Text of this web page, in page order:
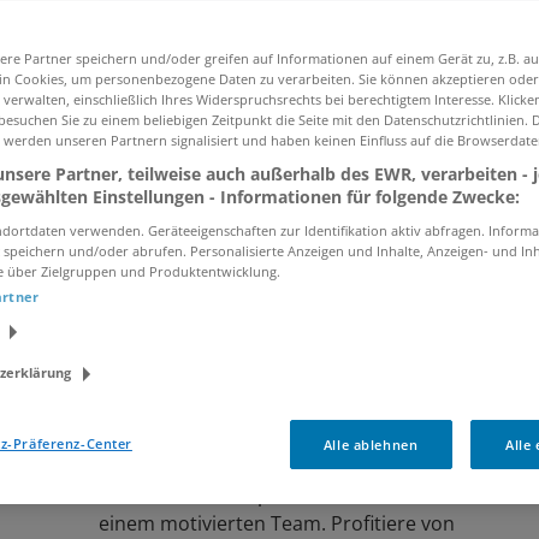
Ich willige in die Verarbeitung meiner Daten
gemäß derDatenschutzinformationenein.
Leider ergab die Suchanfrage keine passenden
Suchbegriff verwandte bzw. ähnliche Jobs.
Betzdorf, Waldbrunn (PLZ 69429), Neuerburg,
Werde Verkäufer (m/w/d) bei CENTERSHOP!
einem motivierten Team. Profitiere von
Partner speichern und/oder greifen auf Informationen auf einem Gerät zu, z.B.
Cookies, um personenbezogene Daten zu verarbeiten. Sie können akzeptieren
verwalten, einschließlich Ihres Widerspruchsrechts bei berechtigtem Interesse.
Sie zu einem beliebigen Zeitpunkt die Seite mit den Datenschutzrichtlinien.
werden unseren Partnern signalisiert und haben keinen Einfluss auf die
Partner, teilweise auch außerhalb des EWR, verarbeiten -
Einstellungen - Informationen für folgende Zwecke:
verwenden. Geräteeigenschaften zur Identifikation aktiv abfragen.
speichern und/oder abrufen. Personalisierte Anzeigen und Inhalte, Anzeigen- und
über Zielgruppen und Produktentwicklung.
Alle ablehnen Alle
Präferenz-Center